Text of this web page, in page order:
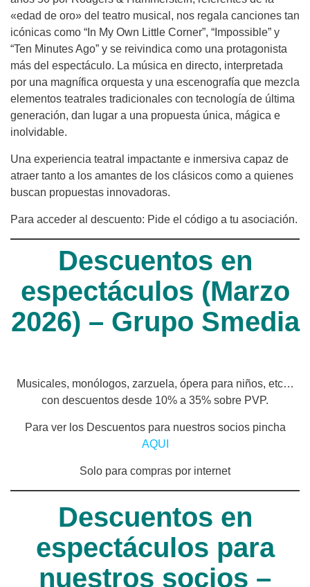
«edad de oro» del teatro musical, nos regala canciones tan
icónicas como “In My Own Little Corner”, “Impossible” y
“Ten Minutes Ago” y se reivindica como una protagonista
más del espectáculo. La música en directo, interpretada
por una magnífica orquesta y una escenografía que mezcla
elementos teatrales tradicionales con tecnología de última
generación, dan lugar a una propuesta única, mágica e
inolvidable.
Una experiencia teatral impactante e inmersiva capaz de
atraer tanto a los amantes de los clásicos como a quienes
buscan propuestas innovadoras.
Para acceder al descuento: Pide el código a tu asociación.
Descuentos en
espectáculos (Marzo
2026) – Grupo Smedia
Musicales, monólogos, zarzuela, ópera para niños, etc…
con descuentos desde 10% a 35% sobre PVP.
Para ver los Descuentos para nuestros socios pincha
AQUI
Solo para compras por internet
Descuentos en
espectáculos para
nuestros socios –